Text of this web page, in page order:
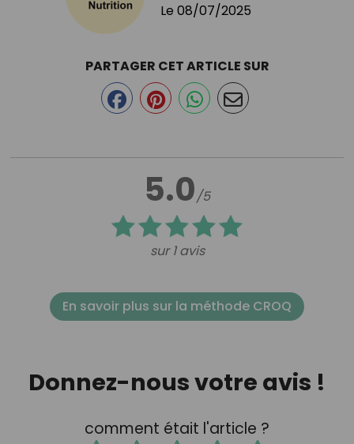
Le 08/07/2025
5.0/5
sur 1 avis
PARTAGER CET ARTICLE SUR
En savoir plus sur la méthode CROQ
Donnez-nous votre avis !
comment était l'article ?